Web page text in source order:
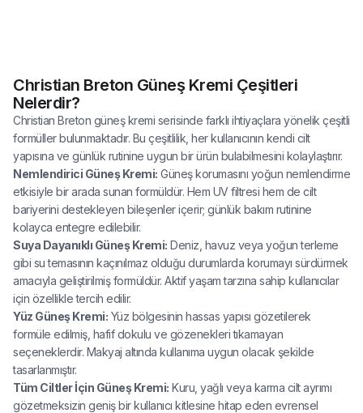
Christian Breton Güneş Kremi Çeşitleri
Nelerdir?
Christian Breton güneş kremi serisinde farklı ihtiyaçlara yönelik çeşitli
formüller bulunmaktadır. Bu çeşitlilik, her kullanıcının kendi cilt
yapısına ve günlük rutinine uygun bir ürün bulabilmesini kolaylaştırır.
Nemlendirici Güneş Kremi: Güneş korumasını yoğun nemlendirme
etkisiyle bir arada sunan formüldür. Hem UV filtresi hem de cilt
bariyerini destekleyen bileşenler içerir; günlük bakım rutinine
kolayca entegre edilebilir.
Suya Dayanıklı Güneş Kremi: Deniz, havuz veya yoğun terleme
gibi su temasının kaçınılmaz olduğu durumlarda korumayı sürdürmek
amacıyla geliştirilmiş formüldür. Aktif yaşam tarzına sahip kullanıcılar
için özellikle tercih edilir.
Yüz Güneş Kremi: Yüz bölgesinin hassas yapısı gözetilerek
formüle edilmiş, hafif dokulu ve gözenekleri tıkamayan
seçeneklerdir. Makyaj altında kullanıma uygun olacak şekilde
tasarlanmıştır.
Tüm Ciltler İçin Güneş Kremi: Kuru, yağlı veya karma cilt ayrımı
gözetmeksizin geniş bir kullanıcı kitlesine hitap eden evrensel